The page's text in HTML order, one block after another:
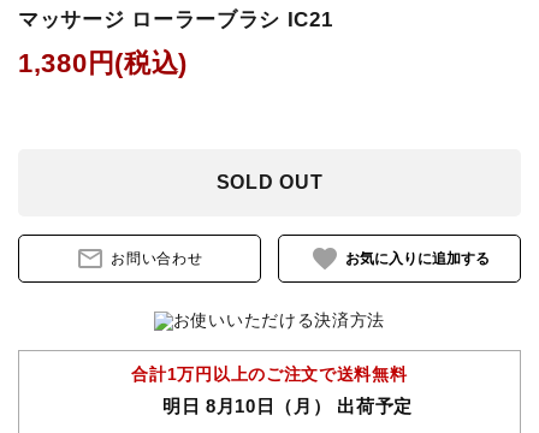
競技用ウェア
馬プロテクター・肢巻・わんこ
手入れ用品・厩舎用品
マッサージ ローラーブラシ IC21
1,380円(税込)
SOLD OUT
mail_outline お問い合わせ favorite
合計1万円以上のご注文で送料無料
明日 8月10日（月） 出荷予定